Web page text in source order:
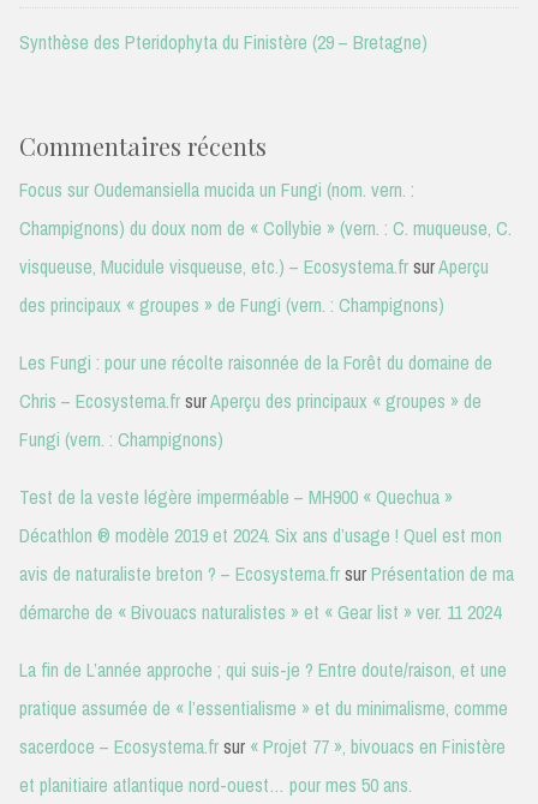
Synthèse des Pteridophyta du Finistère (29 – Bretagne)
Commentaires récents
Focus sur Oudemansiella mucida un Fungi (nom. vern. :
Champignons) du doux nom de « Collybie » (vern. : C. muqueuse, C.
visqueuse, Mucidule visqueuse, etc.) – Ecosystema.frsurAperçu
des principaux « groupes » de Fungi (vern. : Champignons)
Les Fungi : pour une récolte raisonnée de la Forêt du domaine de
Chris – Ecosystema.frsurAperçu des principaux « groupes » de
Fungi (vern. : Champignons)
Test de la veste légère imperméable – MH900 « Quechua »
Décathlon ® modèle 2019 et 2024. Six ans d’usage ! Quel est mon
avis de naturaliste breton ? – Ecosystema.frsurPrésentation de ma
démarche de « Bivouacs naturalistes » et « Gear list » ver. 11 2024
La fin de L’année approche ; qui suis-je ? Entre doute/raison, et une
pratique assumée de « l’essentialisme » et du minimalisme, comme
sacerdoce – Ecosystema.frsur « Projet 77 », bivouacs en Finistère
et planitiaire atlantique nord-ouest… pour mes 50 ans.